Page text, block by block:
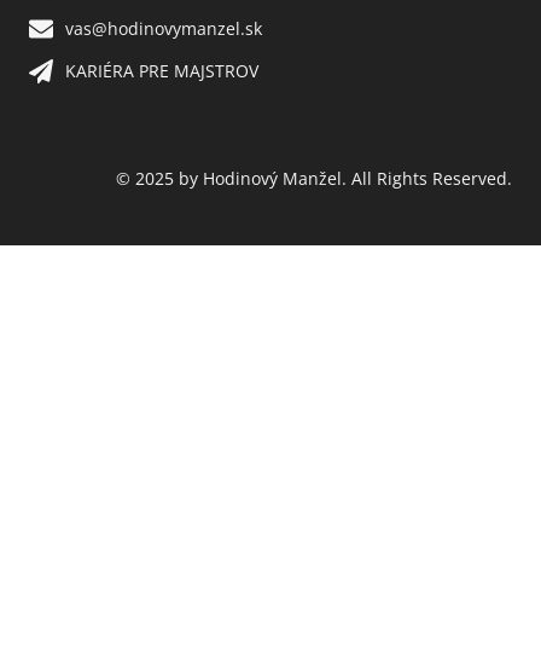
vas@hodinovymanzel.sk​
KARIÉRA PRE MAJSTROV​
© 2025 by Hodinový Manžel. All Rights Reserved.